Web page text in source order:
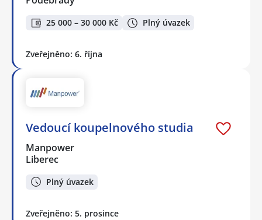
25 000 – 30 000 Kč Plný úvazek
Zveřejněno: 6. října
Vedoucí koupelnového studia
Manpower
Liberec
Plný úvazek
Zveřejněno: 5. prosince